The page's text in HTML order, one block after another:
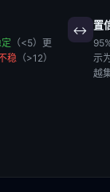
（<5）更
稳 （>12）
↔️ 置
示
越